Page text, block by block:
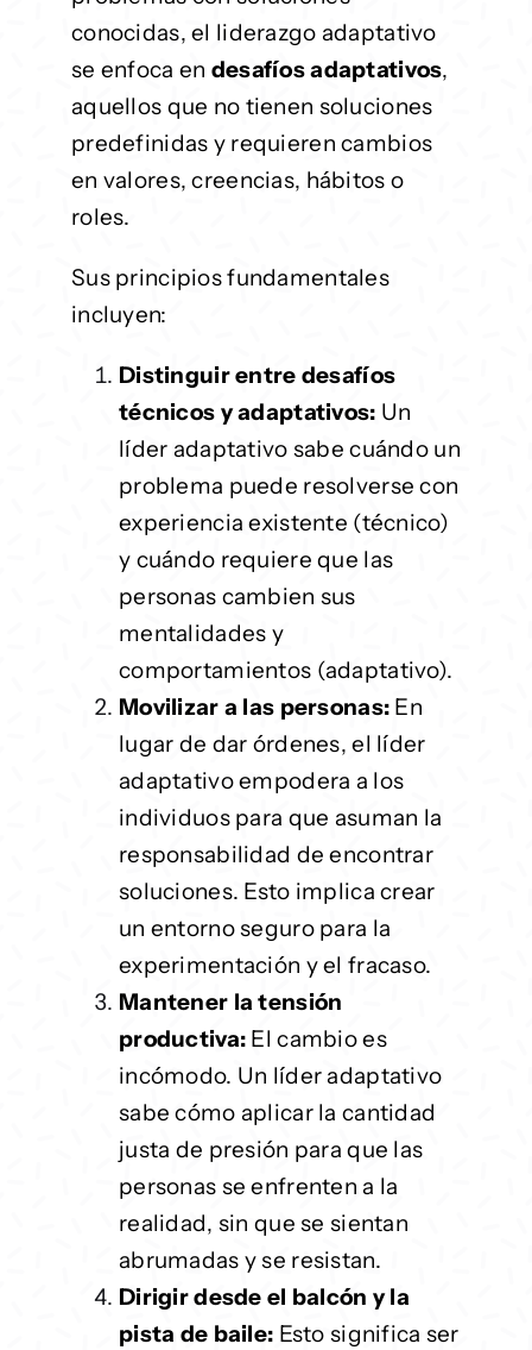
conocidas, el liderazgo adaptativo
se enfoca en desafíos adaptativos,
aquellos que no tienen soluciones
predefinidas y requieren cambios
en valores, creencias, hábitos o
roles.
Sus principios fundamentales
incluyen:
Distinguir entre desafíos
técnicos y adaptativos: Un
líder adaptativo sabe cuándo un
problema puede resolverse con
experiencia existente (técnico)
y cuándo requiere que las
personas cambien sus
mentalidades y
comportamientos (adaptativo).
Movilizar a las personas: En
lugar de dar órdenes, el líder
adaptativo empodera a los
individuos para que asuman la
responsabilidad de encontrar
soluciones. Esto implica crear
un entorno seguro para la
experimentación y el fracaso.
Mantener la tensión
productiva: El cambio es
incómodo. Un líder adaptativo
sabe cómo aplicar la cantidad
justa de presión para que las
personas se enfrenten a la
realidad, sin que se sientan
abrumadas y se resistan.
Dirigir desde el balcón y la
pista de baile: Esto significa ser